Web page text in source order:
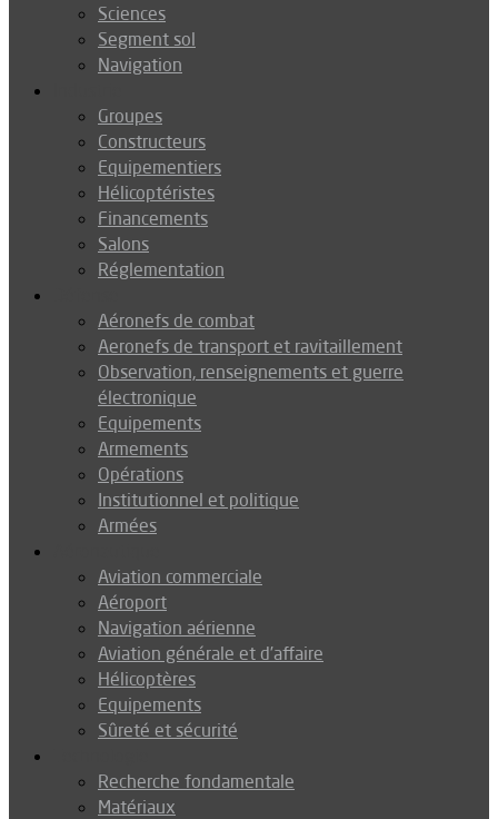
Sciences
Segment sol
Navigation
Groupes
Constructeurs
Equipementiers
Hélicoptéristes
Financements
Salons
Réglementation
Aéronefs de combat
Aeronefs de transport et ravitaillement
Observation, renseignements et guerre
électronique
Equipements
Armements
Opérations
Institutionnel et politique
Armées
Aviation commerciale
Aéroport
Navigation aérienne
Aviation générale et d’affaire
Hélicoptères
Equipements
Sûreté et sécurité
Recherche fondamentale
Matériaux